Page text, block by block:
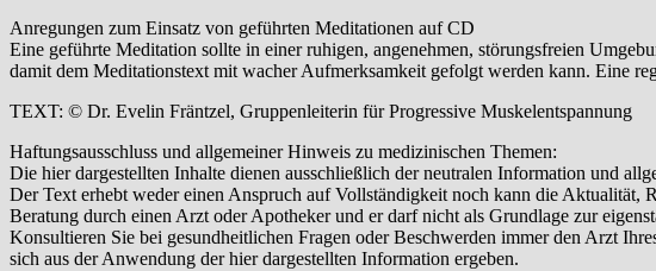
Anregungen zum Einsatz von geführten Meditationen auf CD
Eine geführte Meditation sollte in einer ruhigen, angenehmen, störungsfreien
damit dem Meditationstext mit wacher Aufmerksamkeit gefolgt werden kann. Eine
TEXT: © Dr. Evelin Fräntzel, Gruppenleiterin für Progressive Muskelentspannung
Haftungsausschluss und allgemeiner Hinweis zu medizinischen Themen:
Die hier dargestellten Inhalte dienen ausschließlich der neutralen Information und
Der Text erhebt weder einen Anspruch auf Vollständigkeit noch kann die
Beratung durch einen Arzt oder Apotheker und er darf nicht als Grundlage zur
Konsultieren Sie bei gesundheitlichen Fragen oder Beschwerden immer den Arzt
sich aus der Anwendung der hier dargestellten Information ergeben.